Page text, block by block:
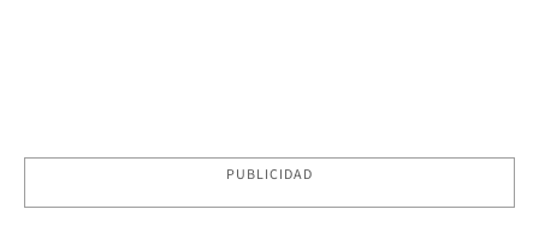
PUBLICIDAD